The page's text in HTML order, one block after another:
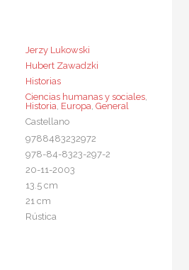
Jerzy Lukowski
Hubert Zawadzki
Historias
Ciencias humanas y sociales,
Historia Europa General
Castellano
9788483232972
978-84-8323-297-2
20-11-2003
13.5 cm
21 cm
Rústica